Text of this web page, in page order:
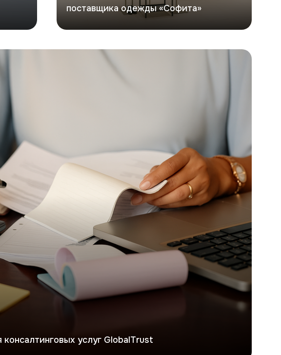
поставщика одежды «Софита»
услуг GlobalTrust